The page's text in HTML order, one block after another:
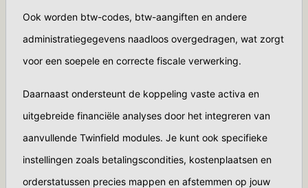
Ook worden btw-codes, btw-aangiften en andere
administratiegegevens naadloos overgedragen, wat zorgt
voor een soepele en correcte fiscale verwerking.
Daarnaast ondersteunt de koppeling vaste activa en
uitgebreide financiële analyses door het integreren van
aanvullende Twinfield modules. Je kunt ook specifieke
instellingen zoals betalingscondities, kostenplaatsen en
orderstatussen precies mappen en afstemmen op jouw